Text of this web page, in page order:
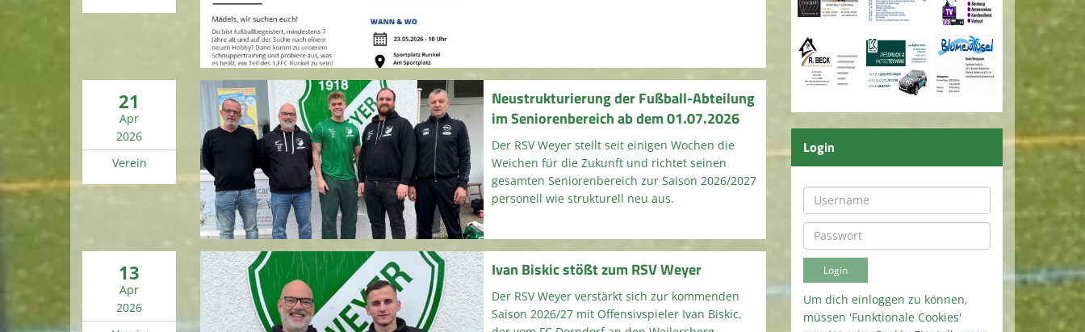
21
Apr
2026
Verein
Neustrukturierung der Fußball-Abteilung
im Seniorenbereich ab dem 01.07.2026
Der RSV Weyer stellt seit einigen Wochen die
Weichen für die Zukunft und richtet seinen
gesamten Seniorenbereich zur Saison 2026/2027
personell wie strukturell neu aus.
13
Apr
2026
Ivan Biskic stößt zum RSV Weyer
Der RSV Weyer verstärkt sich zur kommenden
Saison 2026/27 mit Offensivspieler Ivan Biskic,
Login
Um dich einloggen zu können,
müssen 'Funktionale Cookies'